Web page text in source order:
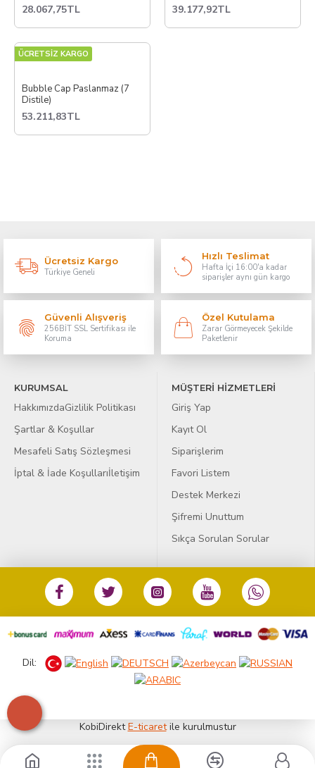
28.067,75TL 39.177,92TL
ÜCRETSİZ KARGO
Bubble Cap Paslanmaz (7
Distile)
53.211,83TL
Ücretsiz Kargo
Türkiye Geneli
Hızlı Teslimat
Hafta İçi 16:00'a kadar
siparişler aynı gün kargo
Güvenli Alışveriş
256BİT SSL Sertifikası ile
Koruma
Özel Kutulama
Zarar Görmeyecek Şekilde
Paketlenir
KURUMSAL
HakkımızdaGizlilik Politikası
Şartlar & Koşullar
Mesafeli Satış Sözleşmesi
İptal & İade Koşullarıİletişim
MÜŞTERİ HİZMETLERİ
Giriş Yap
Kayıt Ol
Siparişlerim
Favori Listem
Destek Merkezi
Şifremi Unuttum
Sıkça Sorulan Sorular
Dil:
KobiDirektE-ticaretile kurulmustur